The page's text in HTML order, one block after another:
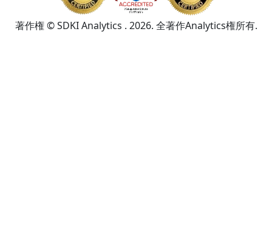
著作権 © SDKI Analytics . 2026. 全著作Analytics権所有.